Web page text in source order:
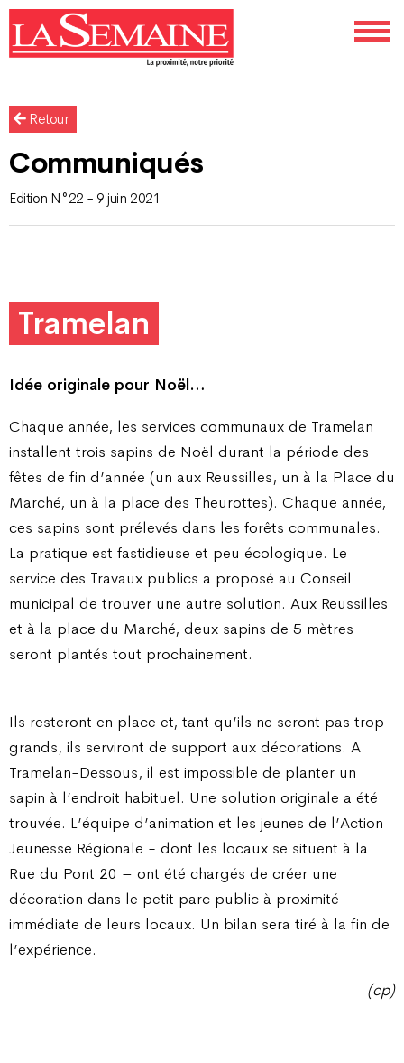
Retour
Communiqués
Edition N°22 - 9 juin 2021
Tramelan
Idée originale pour Noël…
Chaque année, les services communaux de Tramelan
installent trois sapins de Noël durant la période des
fêtes de fin d’année (un aux Reussilles, un à la Place du
Marché, un à la place des Theurottes). Chaque année,
ces sapins sont prélevés dans les forêts communales.
La pratique est fastidieuse et peu écologique. Le
service des Travaux publics a proposé au Conseil
municipal de trouver une autre solution. Aux Reussilles
et à la place du Marché, deux sapins de 5 mètres
seront plantés tout prochainement.
Ils resteront en place et, tant qu’ils ne seront pas trop
grands, ils serviront de support aux décorations. A
Tramelan-Dessous, il est impossible de planter un
sapin à l’endroit habituel. Une solution originale a été
trouvée. L’équipe d’animation et les jeunes de l’Action
Jeunesse Régionale - dont les locaux se situent à la
Rue du Pont 20 – ont été chargés de créer une
décoration dans le petit parc public à proximité
immédiate de leurs locaux. Un bilan sera tiré à la fin de
l’expérience.
(cp)